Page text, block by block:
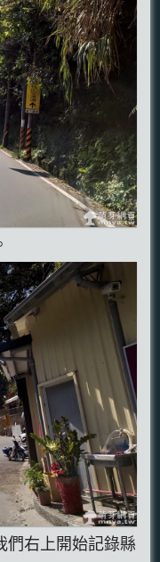
們右上開始記錄縣